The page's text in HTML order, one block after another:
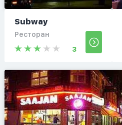
Subway
Ресторан
3